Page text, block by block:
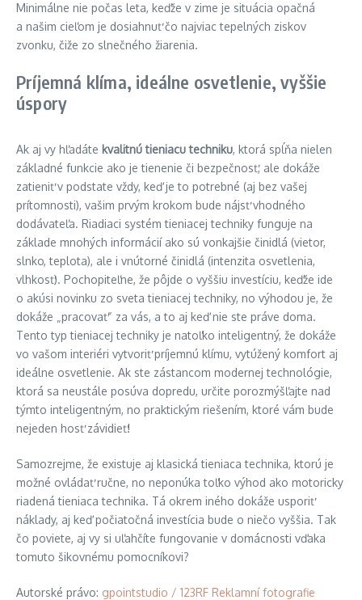
Minimálne nie počas leta, keďže v zime je situácia opačná
a našim cieľom je dosiahnuť čo najviac tepelných ziskov
zvonku, čiže zo slnečného žiarenia.
Príjemná klíma, ideálne osvetlenie, vyššie
úspory
Ak aj vy hľadáte kvalitnú tieniacu techniku, ktorá spĺňa nielen
základné funkcie ako je tienenie či bezpečnosť, ale dokáže
zatieniť v podstate vždy, keď je to potrebné (aj bez vašej
prítomnosti), vašim prvým krokom bude nájsť vhodného
dodávateľa. Riadiaci systém tieniacej techniky funguje na
základe mnohých informácií ako sú vonkajšie činidlá (vietor,
slnko, teplota), ale i vnútorné činidlá (intenzita osvetlenia,
vlhkosť). Pochopiteľne, že pôjde o vyššiu investíciu, keďže ide
o akúsi novinku zo sveta tieniacej techniky, no výhodou je, že
dokáže „pracovať“ za vás, a to aj keď nie ste práve doma.
Tento typ tieniacej techniky je natoľko inteligentný, že dokáže
vo vašom interiéri vytvoriť príjemnú klímu, vytúžený komfort aj
ideálne osvetlenie. Ak ste zástancom modernej technológie,
ktorá sa neustále posúva dopredu, určite porozmýšľajte nad
týmto inteligentným, no praktickým riešením, ktoré vám bude
nejeden hosť závidieť!
Samozrejme, že existuje aj klasická tieniaca technika, ktorú je
možné ovládať ručne, no neponúka toľko výhod ako motoricky
riadená tieniaca technika. Tá okrem iného dokáže usporiť
náklady, aj keď počiatočná investícia bude o niečo vyššia. Tak
čo poviete, aj vy si uľahčíte fungovanie v domácnosti vďaka
tomuto šikovnému pomocníkovi?
Autorské právo: gpointstudio / 123RF Reklamní fotografie